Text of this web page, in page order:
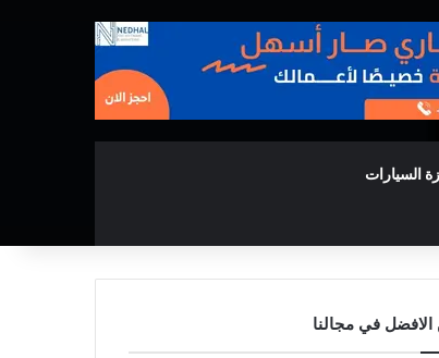
السيارات
في مجالنا